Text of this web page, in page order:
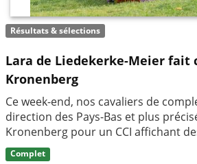
Résultats & sélections
Lara de Liedekerke-Meier fait
Kronenberg
Ce week-end, nos cavaliers de
direction des Pays-Bas et plus
Kronenberg pour un CCI affichant
Complet